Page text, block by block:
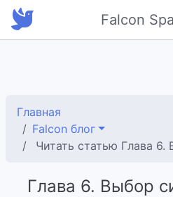
Falcon
Главная
Falcon блог
Читать статью Глава 6. Выбор
Глава 6. Выбор